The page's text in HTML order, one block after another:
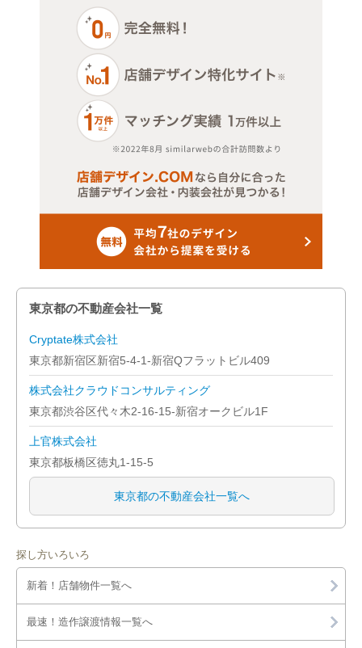
東京都の不動産会社一覧
Cryptate株式会社
東京都新宿区新宿5-4-1-新宿Qフラットビル409
株式会社クラウドコンサルティング
東京都渋谷区代々木2-16-15-新宿オークビル1F
上官株式会社
東京都板橋区徳丸1-15-5
東京都の不動産会社一覧へ
探し方いろいろ
新着！店舗物件一覧へ
最速！造作譲渡情報一覧へ